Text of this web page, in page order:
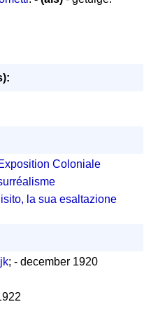
Coloniale
la sua esaltazione
; - december 1920